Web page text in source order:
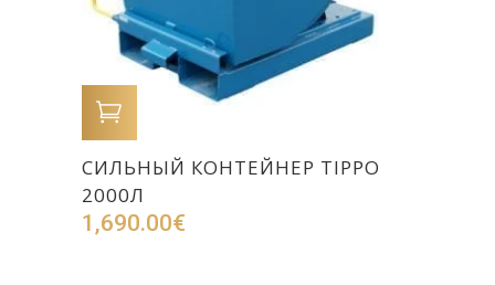
CИЛЬНЫЙ КОНТЕЙНЕР TIPPO
2000Л
1,690.00€